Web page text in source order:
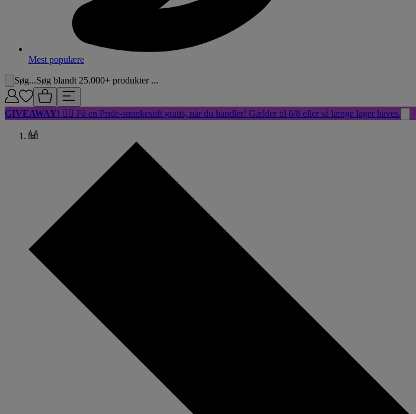
Mest populære
Søg...Søg blandt 25.000+ produkter ...
GIVEAWAY! 🏳️‍🌈 Få en Pride-sminkestift gratis, når du handler! Gælder til 6/8 eller så længe lager haves.